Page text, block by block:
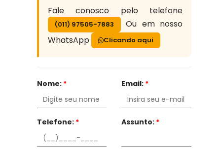
Fale conosco pelo telefone
(011) 97505-7883
Ou em nosso
WhatsApp
Clicando aqui
Nome: * Email: *
Telefone: * Assunto: *